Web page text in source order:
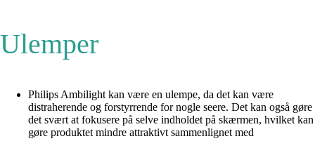
Ulemper
Philips Ambilight kan være en ulempe, da det kan være
distraherende og forstyrrende for nogle seere. Det kan også gøre
det svært at fokusere på selve indholdet på skærmen, hvilket kan
gøre produktet mindre attraktivt sammenlignet med